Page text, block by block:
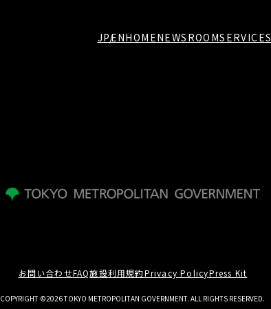
JPENHOMENEWSROOMSERVICES
お問い合わせFAQ施設利用規約Privacy PolicyPress Kit
COPYRIGHT ©2026 TOKYO METROPOLITAN GOVERNMENT. ALL RIGHTS RESERVED.